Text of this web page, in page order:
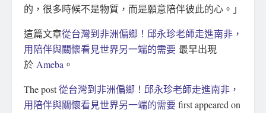
的，很多時候不是物質，而是願意陪伴彼此的心。」
這篇文章從台灣到非洲偏鄉！邱永珍老師走進南非，
用陪伴與關懷看見世界另一端的需要 最早出現
於 Ameba 。
The post從台灣到非洲偏鄉！邱永珍老師走進南非，
用陪伴與關懷看見世界另一端的需要first appeared on